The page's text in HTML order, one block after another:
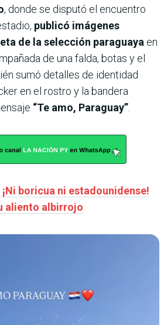
, donde se disputó el encuentro
publicó imágenes
de la selección paraguaya en
de una falda, botas y el
sumó detalles de identidad
en el rostro y la bandera
“Te amo, Paraguay”
boricua ni estadounidense!
aliento albirrojo